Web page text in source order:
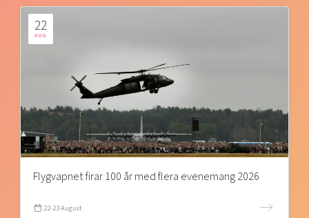
22
AUG
Flygvapnet firar 100 år med flera evenemang 2026
22-23 August